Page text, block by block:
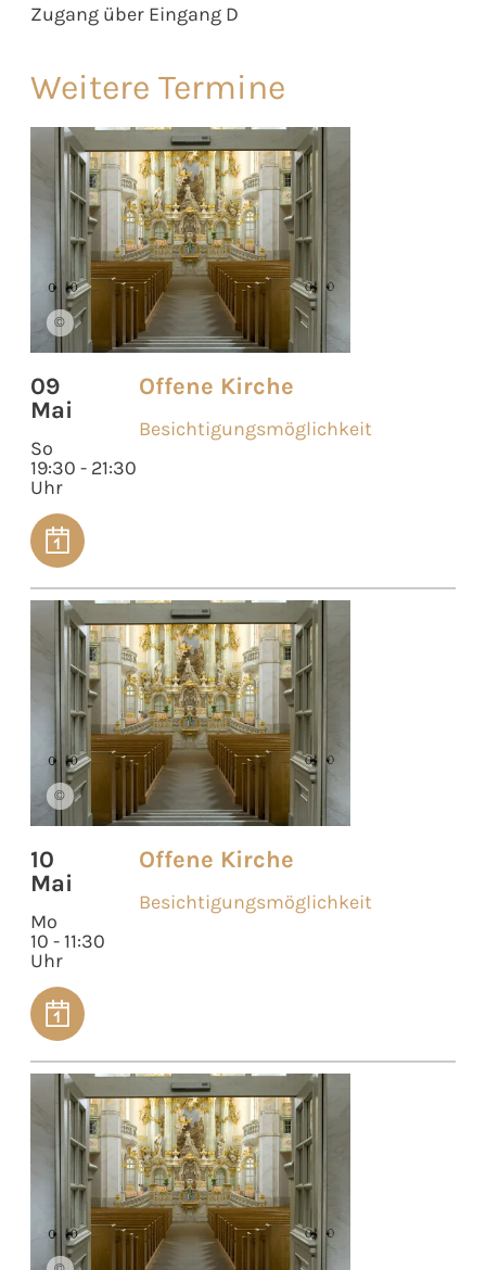
Zugang über Eingang D
Weitere Termine
©
09
Mai
So
19:30 - 21:30
Uhr
Offene Kirche
Besichtigungsmöglichkeit
©
10
Mai
Mo
10 - 11:30
Uhr
Offene Kirche
Besichtigungsmöglichkeit